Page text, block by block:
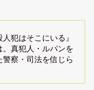
人犯はそこにいる』
。真犯人・ルパンを
警察・司法を信じら